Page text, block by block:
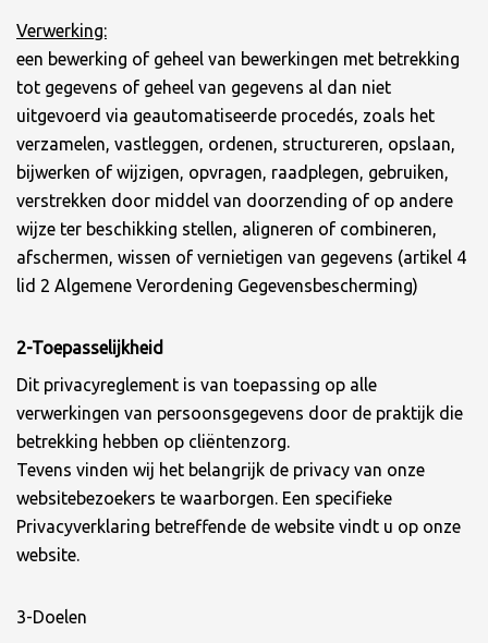
Verwerking:
een bewerking of geheel van bewerkingen met betrekking
tot gegevens of geheel van gegevens al dan niet
uitgevoerd via geautomatiseerde procedés, zoals het
verzamelen, vastleggen, ordenen, structureren, opslaan,
bijwerken of wijzigen, opvragen, raadplegen, gebruiken,
verstrekken door middel van doorzending of op andere
wijze ter beschikking stellen, aligneren of combineren,
afschermen, wissen of vernietigen van gegevens (artikel 4
lid 2 Algemene Verordening Gegevensbescherming)
2-Toepasselijkheid
Dit privacyreglement is van toepassing op alle
verwerkingen van persoonsgegevens door de praktijk die
betrekking hebben op cliëntenzorg.
Tevens vinden wij het belangrijk de privacy van onze
websitebezoekers te waarborgen. Een specifieke
Privacyverklaring betreffende de website vindt u op onze
website.
3-Doelen